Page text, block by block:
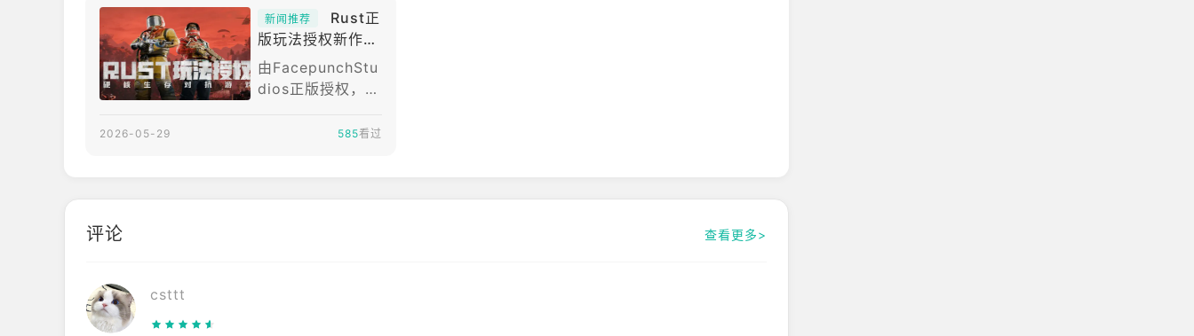
新闻推荐
版玩法授权新作
《失控进化国服
版》7月9日推出、
由FacepunchStu
dios正版授权，腾
全新玩法新作《失
近日宣布，确认将
2026-05-29 585看过
评论 查看更多>
csttt